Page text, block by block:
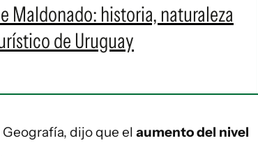
Maldonado: historia, naturaleza
de Uruguay
dijo que el aumento del nivel